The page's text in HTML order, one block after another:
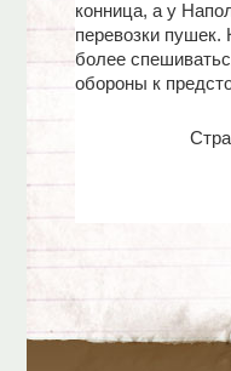
конница, а у
перевозки
более
обороны к